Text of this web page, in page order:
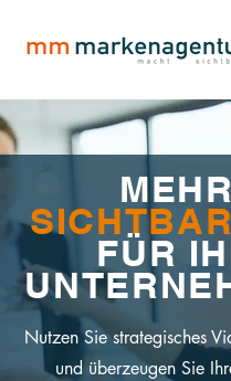
MEHR
FÜR
Nutzen Sie strategisches
und überzeugen Sie